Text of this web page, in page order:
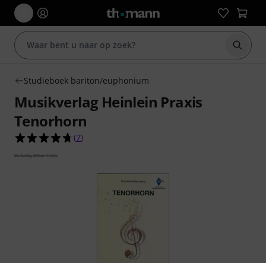
Zoek
Studieboek bariton/euphonium
Musikverlag Heinlein Praxis
Tenorhorn
4.7 van de 5 sterren van 7 klantbeoordelingen
(7)